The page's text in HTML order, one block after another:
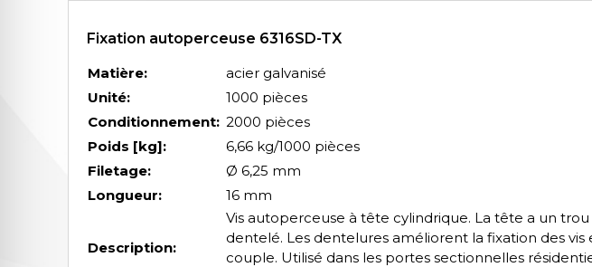
Fixation autoperceuse 6316SD-TX
Matière:
acier galvanisé
Unité:
1000 pièces
Conditionnement: 2000 pièces
Poids [kg]:
6,66 kg/1000 pièces
Filetage:
Ø 6,25 mm
Longueur:
16 mm
Description:
Vis autoperceuse à tête cylindrique. La tête a un
dentelé. Les dentelures améliorent la fixation des vis
couple. Utilisé dans les portes sectionnelles